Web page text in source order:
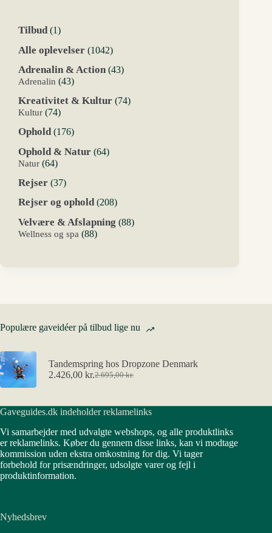
Tilbud 11
Alle oplevelser 10421042
Adrenalin & Action 4343
Adrenalin 4343
Kreativitet & Kultur 7474
Kultur 7474
Ophold 176176
Ophold & Natur 6464
Natur 6464
Rejser 3737
Rejser og ophold 208208
Velvære & Afslapning 8888
Wellness og spa 8888
Populære gaveidéer på tilbud lige nu
Tandemspring hos Dropzone Denmark
2.695,00kr.
Den
var:
2.426,00 kr.Den
er:
Gaveguides.dk indeholder reklamelinks
Vi samarbejder med udvalgte webshops, og alle produktlinks
er reklamelinks. Køber du gennem disse links, kan vi modtage
kommission uden ekstra omkostning for dig. Vi tager
forbehold for prisændringer, udsolgte varer og fejl i
produktinformation.
Nyhedsbrev